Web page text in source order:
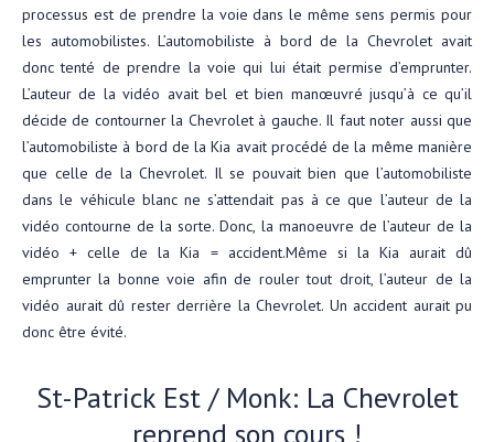
processus est de prendre la voie dans le même sens permis pour
les automobilistes. L’automobiliste à bord de la Chevrolet avait
donc tenté de prendre la voie qui lui était permise d’emprunter.
L’auteur de la vidéo avait bel et bien manœuvré jusqu’à ce qu’il
décide de contourner la Chevrolet à gauche. Il faut noter aussi que
l’automobiliste à bord de la Kia avait procédé de la même manière
que celle de la Chevrolet. Il se pouvait bien que l’automobiliste
dans le véhicule blanc ne s’attendait pas à ce que l’auteur de la
vidéo contourne de la sorte. Donc, la manoeuvre de l’auteur de la
vidéo + celle de la Kia = accident.Même si la Kia aurait dû
emprunter la bonne voie afin de rouler tout droit, l’auteur de la
vidéo aurait dû rester derrière la Chevrolet. Un accident aurait pu
donc être évité.
St-Patrick Est / Monk: La Chevrolet
reprend son cours !